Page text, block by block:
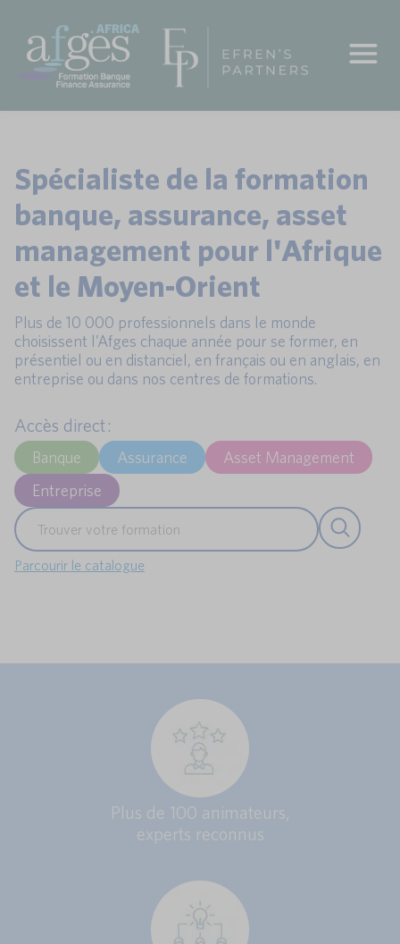
Spécialiste de la formation
banque, assurance, asset
management pour l'Afrique
et le Moyen-Orient
Plus de 10 000 professionnels dans le monde
choisissent l’Afges chaque année pour se former, en
présentiel ou en distanciel, en français ou en anglais, en
entreprise ou dans nos centres de formations.
Accès direct :
Banque Assurance
Asset Management
Entreprise
Parcourir le catalogue
Plus de 100 animateurs,
experts reconnus